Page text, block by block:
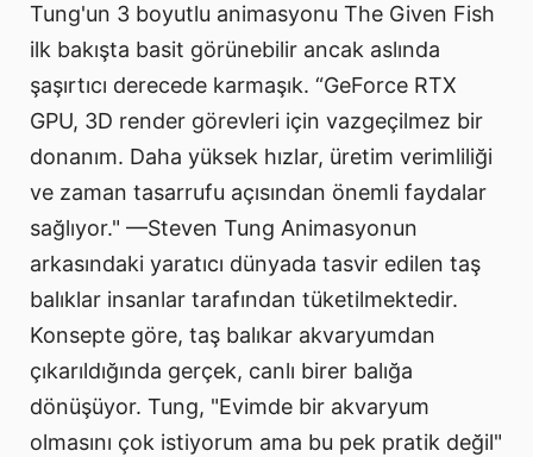
Tung'un 3 boyutlu animasyonu The Given Fish
ilk bakışta basit görünebilir ancak aslında
şaşırtıcı derecede karmaşık. ​ “GeForce RTX
GPU, 3D render görevleri için vazgeçilmez bir
donanım. Daha yüksek hızlar, üretim verimliliği
ve zaman tasarrufu açısından önemli faydalar
sağlıyor." —Steven Tung Animasyonun
arkasındaki yaratıcı dünyada tasvir edilen taş
balıklar insanlar tarafından tüketilmektedir.
Konsepte göre, taş balıkar akvaryumdan
çıkarıldığında gerçek, canlı birer balığa
dönüşüyor. Tung, "Evimde bir akvaryum
olmasını çok istiyorum ama bu pek pratik değil"